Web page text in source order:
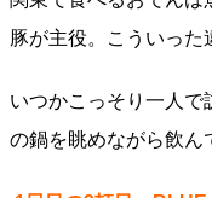
豚が主役。こういった
いつかこっそり一人で
の鍋を眺めながら飲ん